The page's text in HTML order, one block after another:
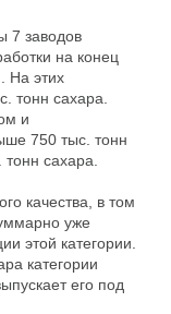
7 заводов
на конец
На этих
тонн сахара.
и
750 тыс. тонн
сахара.
качества, в том
уже
этой категории.
категории
его под